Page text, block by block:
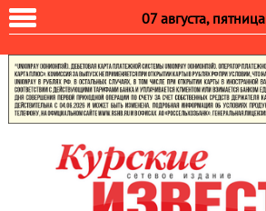
07 августа, пятница